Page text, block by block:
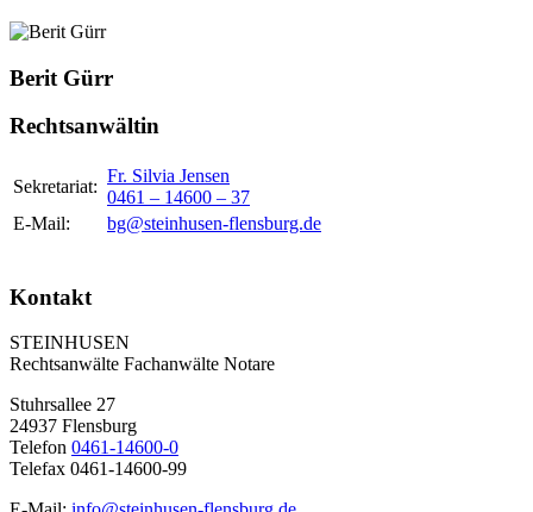
Berit Gürr
Rechtsanwältin
Sekretariat:
Fr. Silvia Jensen
0461 – 14600 – 37
E-Mail:
bg@steinhusen-flensburg.de
Kontakt
STEINHUSEN
Rechtsanwälte Fachanwälte Notare
Stuhrsallee 27
24937 Flensburg
Telefon 0461-14600-0
Telefax 0461-14600-99